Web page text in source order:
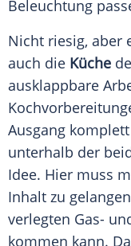
Beleuchtung
Nicht riesig, aber
auch die Küche
ausklappbare
Ausgang
unterhalb der
Idee. Hier muss
Inhalt zu
verlegten Gas-
kommen kann.